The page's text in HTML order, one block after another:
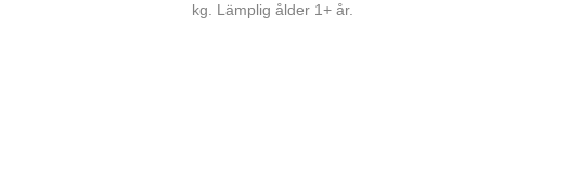
kg. Lämplig ålder 1+ år.